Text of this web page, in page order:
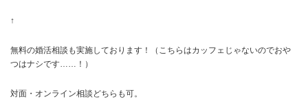
↑
無料の婚活相談も実施しております！（こちらはカッフェじゃないのでおや
つはナシです……！）
対面・オンライン相談どちらも可。